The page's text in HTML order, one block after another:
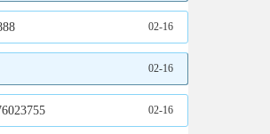
02-16
02-16
02-16